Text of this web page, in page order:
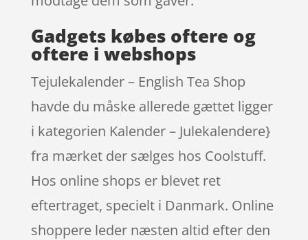
Gadgets købes oftere og
oftere i webshops
Tejulekalender – English Tea Shop
havde du måske allerede gættet ligger
i kategorien Kalender – Julekalendere}
fra mærket der sælges hos Coolstuff.
Hos online shops er blevet ret
eftertraget, specielt i Danmark. Online
shoppere leder næsten altid efter den